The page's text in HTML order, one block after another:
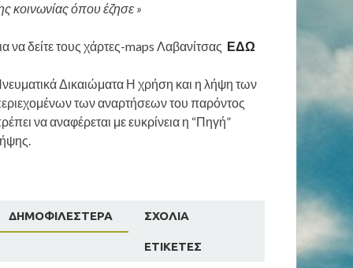
κοινωνίας όπου έζησε »
να δείτε τους χάρτες-maps Λαβανίτσας ΕΔΩ
Δικαιώματα Η χρήση και η λήψη των
των αναρτήσεων του παρόντος
να αναφέρεται με ευκρίνεια η “Πηγή”
ΔΗΜΟΦΙΛΈΣΤΕΡΑ ΣΧΌΛΙΑ
ΕΤΙΚΈΤΕΣ